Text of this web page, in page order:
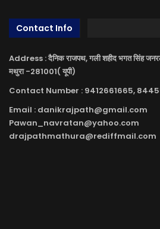
Contact Info
Address : दैनिक राजपथ, गली शहीद भगत सिंह
मथुरा -281001( यूपी)
Contact Number : 9412661665,
Email : danikrajpath@gmail.com
Pawan_navratan@yahoo.com
drajpathmathura@rediffmail.com